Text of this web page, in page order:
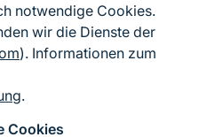
notwendige Cookies.
wir die Dienste der
). Informationen zum
.
Cookies
BfN